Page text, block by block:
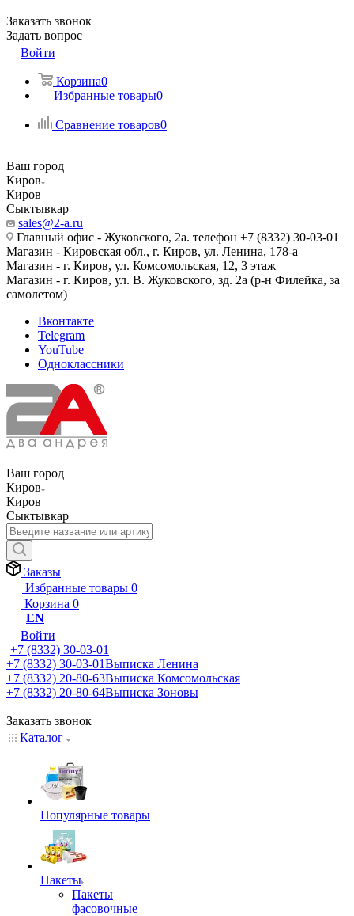
Заказать звонок
Задать вопрос
Войти
Корзина0
Избранные товары0
Сравнение товаров0
Ваш город
Киров
Киров
Сыктывкар
sales@2-a.ru
Главный офис - Жуковского, 2а. телефон +7 (8332) 30-03-01
Магазин - Кировская обл., г. Киров, ул. Ленина, 178-а
Магазин - г. Киров, ул. Комсомольская, 12, 3 этаж
Магазин - г. Киров, ул. В. Жуковского, зд. 2а (р-н Филейка, за
самолетом)
Вконтакте
Telegram
YouTube
Одноклассники
Ваш город
Киров
Киров
Сыктывкар
Заказы
Избранные товары 0
Корзина 0
EN
Войти
+7 (8332) 30-03-01
+7 (8332) 30-03-01Выписка Ленина
+7 (8332) 20-80-63Выписка Комсомольская
+7 (8332) 20-80-64Выписка Зоновы
Заказать звонок
Каталог
Популярные товары
Пакеты
Пакеты
фасовочные